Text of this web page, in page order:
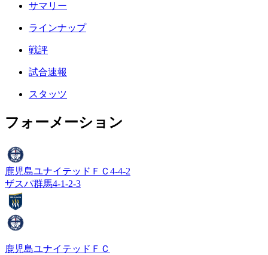
サマリー
ラインナップ
戦評
試合速報
スタッツ
フォーメーション
鹿児島ユナイテッドＦＣ 4-4-2
ザスパ群馬4-1-2-3
鹿児島ユナイテッドＦＣ